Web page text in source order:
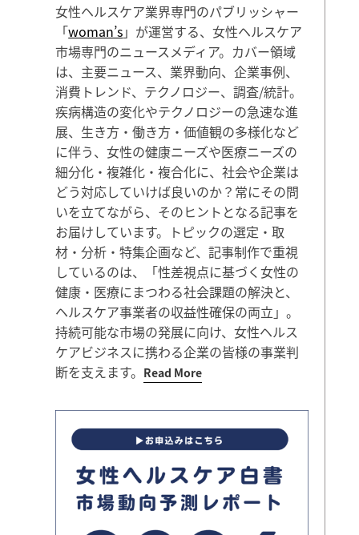
女性ヘルスケア業界専門のパブリッシャー
「woman’s」が運営する、女性ヘルスケア
市場専門のニュースメディア。カバー領域
は、主要ニュース、業界動向、企業事例、
消費トレンド、テクノロジー、調査/統計。
疾病構造の変化やテクノロジーの急速な進
展、生き方・働き方・価値観の多様化など
に伴う、女性の健康ニーズや医療ニーズの
細分化・複雑化・複合化に、社会や企業は
どう対応していけば良いのか？常にその問
いを立てながら、そのヒントとなる記事を
お届けしています。トピックの選定・取
材・分析・特集企画など、記事制作で重視
しているのは、「性差視点に基づく女性の
健康・医療にまつわる社会課題の解決と、
ヘルスケア事業者の収益性確保の両立」。
持続可能な市場の発展に向け、女性ヘルス
ケアビジネスに携わる企業の皆様の事業判
断を支えます。 Read More